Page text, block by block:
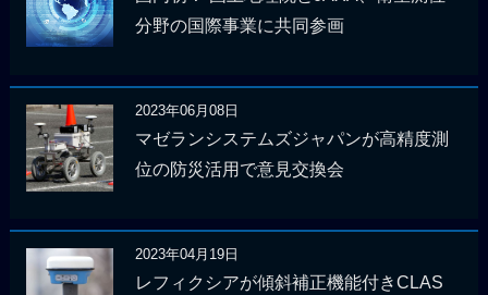
分野の国際事業に共同参画
2023年06月08日
マゼランシステムズジャパンが高精度測
位の防災活用で意見交換会
2023年04月19日
レフィクシアが傾斜補正機能付きCLAS